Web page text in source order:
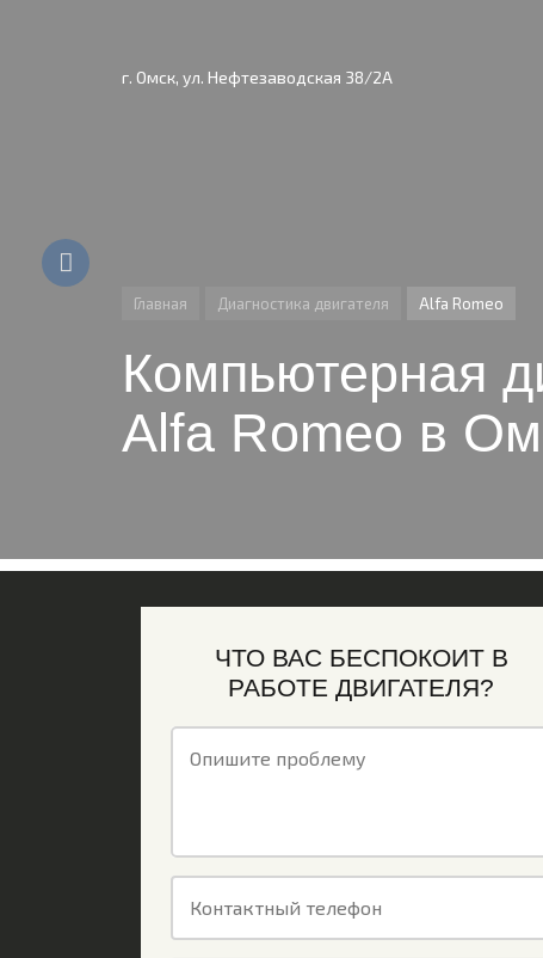
г. Омск, ул. Нефтезаводская 38/2А
Главная Диагностика двигателя Alfa Romeo
Компьютерная
Alfa Romeo в
ЧТО ВАС БЕСПОКОИТ В
РАБОТЕ ДВИГАТЕЛЯ?
Опишите проблему
Контактный телефон